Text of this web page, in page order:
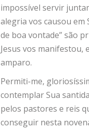
impossível servir
alegria vos causou em
de boa vontade” são
Jesus vos manifestou,
amparo.
Permiti-me,
contemplar Sua
pelos pastores e reis
conseguir nesta